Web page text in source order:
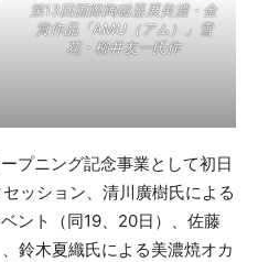
第13回国際陶磁器展美濃・金
賞作品「AMU（アム）」雪
花・柳井友一氏作
プニング記念事業として初日
ッション、清川廣樹氏による
ント（同19、20日）、佐藤
鈴木夏織氏による美濃焼オカ